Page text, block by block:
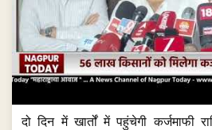
दो दिन में खार्तों में पहुंचेगी कर्जमाफी